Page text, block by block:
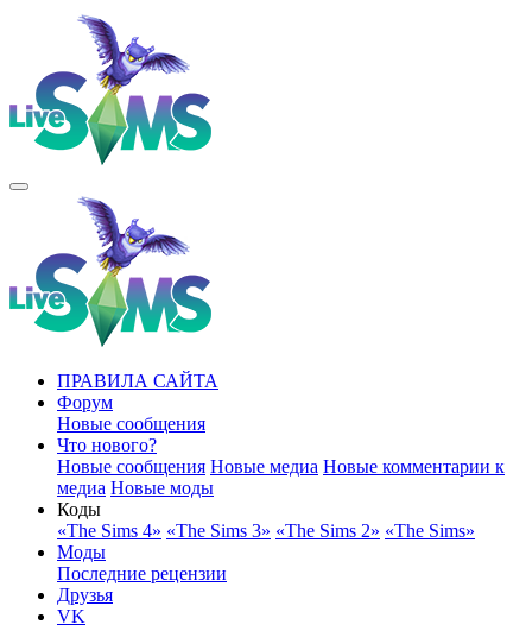
ПРАВИЛА САЙТА
Форум
Новые сообщения
Что нового?
Новые сообщения Новые медиа Новые комментарии к
медиа Новые моды
Коды
«The Sims 4» «The Sims 3» «The Sims 2» «The Sims»
Моды
Последние рецензии
Друзья
VK